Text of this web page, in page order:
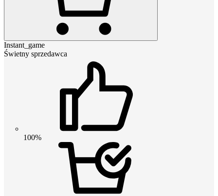
Instant_game
Świetny sprzedawca
100%